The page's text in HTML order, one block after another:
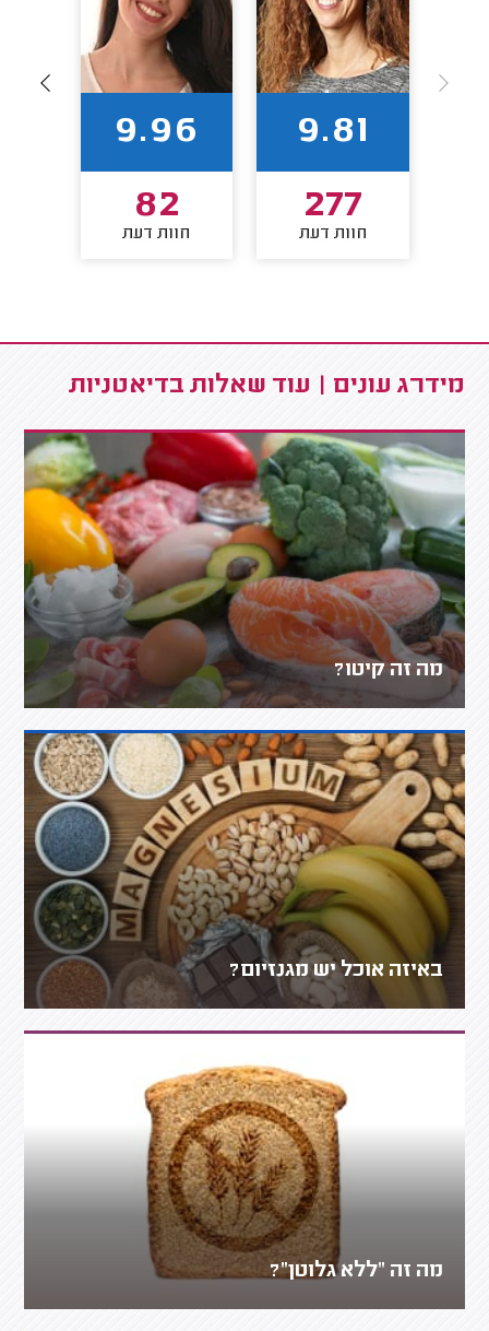
9.81
277
חוות דעת
9.96
82
חוות דעת
מידרג עונים | עוד שאלות בדיאטניות
מה זה קיטו?
באיזה אוכל יש מגנזיום?
מה זה "ללא גלוטן"?